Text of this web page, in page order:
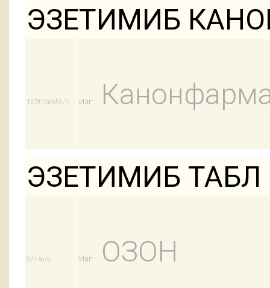
ЭЗЕТИМИБ
1278126655/1 Изг:
ЭЗЕТИМИБ ТАБЛ
87146/5 Изг: ОЗОН